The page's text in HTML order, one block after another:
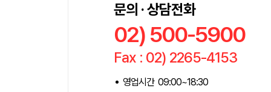
문의 · 상담전화
02) 500-5900
Fax : 02) 2265-4153
영업시간 09:00~18:30